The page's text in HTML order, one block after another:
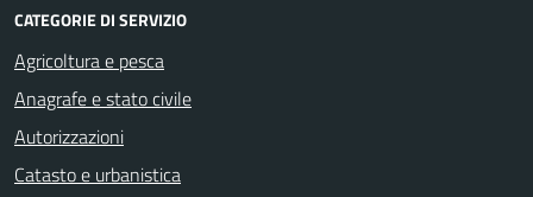
CATEGORIE DI SERVIZIO
Agricoltura e pesca
Anagrafe e stato civile
Autorizzazioni
Catasto e urbanistica